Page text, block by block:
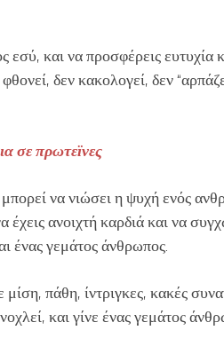
εσύ, και να προσφέρεις
δεν κακολογεί, δεν
σε πρωτεϊνες
μπορεί να νιώσει η ψυχή ενός
ανοιχτή καρδιά και να
ένας γεμάτος άνθρωπος.
πάθη, ίντριγκες, κακές
και γίνε ένας γεμάτος